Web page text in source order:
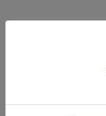
[5号]ネック:34cm
裾回り:90cm 身丈
[7号]ネック:35cm